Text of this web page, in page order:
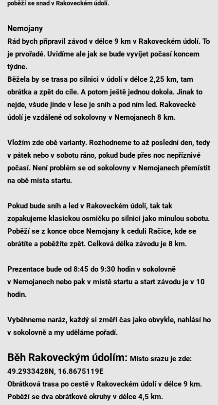
poběží se snad v Rakoveckém údolí.
Nemojany
Rád bych připravil závod v délce 9 km v Rakoveckém údolí. To
je prvořadé. Uvidíme ale jak se bude vyvíjet počasí koncem
týdne.
Běžela by se trasa po silnici v údolí v délce 2,25 km, tam
obrátka a zpět do cíle. A potom ještě jednou dokola. Jinak to
nejde, všude jinde v lese je sníh a pod ním led. Rakovecké
údolí je vzdálené od sokolovny v Nemojanech 8 km.
Vložím zde obě varianty. Rozhodneme to až poslední den, tedy
v pátek nebo v sobotu ráno, pokud bude přes noc nepříznivé
počasí. Není problém se od sokolovny v Nemojanech přemístit
na obě místa startu.
Pokud bude sníh a led v Rakoveckém údolí, tak tak
zopakujeme klasickou osmičku po silnici jako minulou sobotu.
Poběží se z konce obce Nemojany k ceduli Račice, kde se
obrátíte a poběžíte zpět. Celková délka závodu je 8 km.
Prezentace bude od 8:45 do 9:30 hodin v sokolovně
v Nemojanech nebo pak v místě startu a start závodu je v 10
hodin.
Vyběhneme naráz, každý si změří čas jako obvykle, nahlásí ho
v sokolovně a my uděláme pořadí.
Běh Rakoveckým údolím: Místo srazu je zde:
49.2933428N, 16.8675119E
Obrátková trasa po cestě v Rakoveckém údolí v délce 9 km.
Poběží se dva obrátkové okruhy v délce 4,5 km.